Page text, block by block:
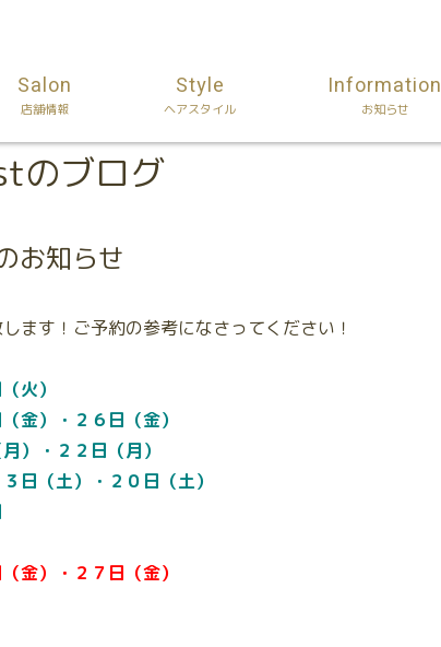
Salon
店舗情報
Style
ヘアスタイル
Information
お知らせ
のブログ
お知らせ
ます！ご予約の参考になさってください！
火）
金）・２６日（金）
）・２２日（月）
日（土）・２０日（土）
金）・２７日（金）